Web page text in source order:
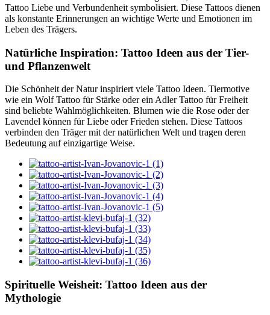
Tattoo Liebe und Verbundenheit symbolisiert. Diese Tattoos dienen
als konstante Erinnerungen an wichtige Werte und Emotionen im
Leben des Trägers.
Natürliche Inspiration: Tattoo Ideen aus der Tier-
und Pflanzenwelt
Die Schönheit der Natur inspiriert viele Tattoo Ideen. Tiermotive
wie ein Wolf Tattoo für Stärke oder ein Adler Tattoo für Freiheit
sind beliebte Wahlmöglichkeiten. Blumen wie die Rose oder der
Lavendel können für Liebe oder Frieden stehen. Diese Tattoos
verbinden den Träger mit der natürlichen Welt und tragen deren
Bedeutung auf einzigartige Weise.
Spirituelle Weisheit: Tattoo Ideen aus der
Mythologie